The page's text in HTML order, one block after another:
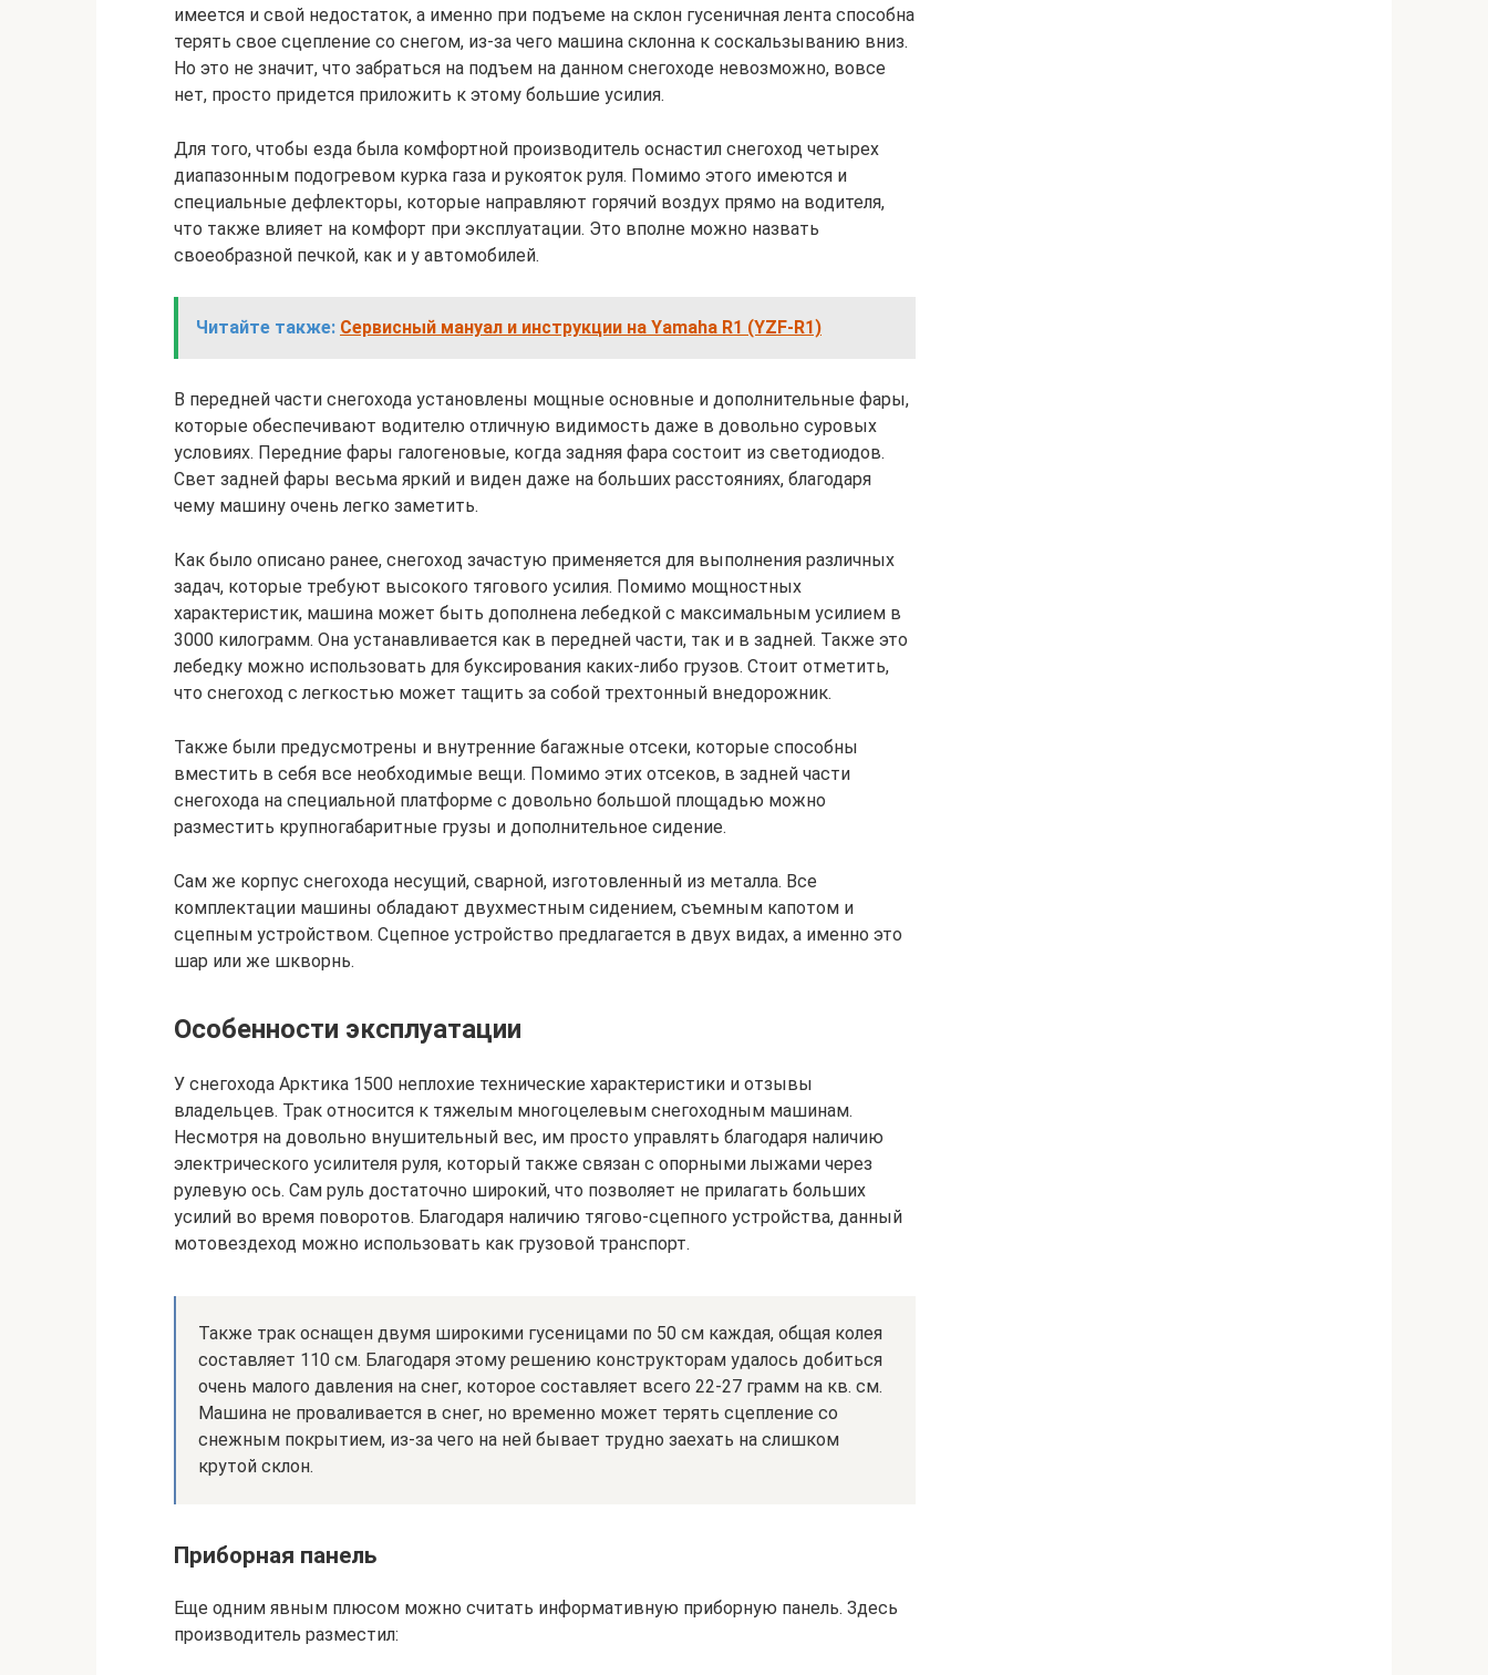
имеется и свой недостаток, а именно при подъеме на склон гусеничная лента способна
терять свое сцепление со снегом, из-за чего машина склонна к соскальзыванию вниз.
Но это не значит, что забраться на подъем на данном снегоходе невозможно, вовсе
нет, просто придется приложить к этому большие усилия.
Для того, чтобы езда была комфортной производитель оснастил снегоход четырех
диапазонным подогревом курка газа и рукояток руля. Помимо этого имеются и
специальные дефлекторы, которые направляют горячий воздух прямо на водителя,
что также влияет на комфорт при эксплуатации. Это вполне можно назвать
своеобразной печкой, как и у автомобилей.
Читайте также: Сервисный мануал и инструкции на Yamaha R1 (YZF-R1)
В передней части снегохода установлены мощные основные и дополнительные фары,
которые обеспечивают водителю отличную видимость даже в довольно суровых
условиях. Передние фары галогеновые, когда задняя фара состоит из светодиодов.
Свет задней фары весьма яркий и виден даже на больших расстояниях, благодаря
чему машину очень легко заметить.
Как было описано ранее, снегоход зачастую применяется для выполнения различных
задач, которые требуют высокого тягового усилия. Помимо мощностных
характеристик, машина может быть дополнена лебедкой с максимальным усилием в
3000 килограмм. Она устанавливается как в передней части, так и в задней. Также это
лебедку можно использовать для буксирования каких-либо грузов. Стоит отметить,
что снегоход с легкостью может тащить за собой трехтонный внедорожник.
Также были предусмотрены и внутренние багажные отсеки, которые способны
вместить в себя все необходимые вещи. Помимо этих отсеков, в задней части
снегохода на специальной платформе с довольно большой площадью можно
разместить крупногабаритные грузы и дополнительное сидение.
Сам же корпус снегохода несущий, сварной, изготовленный из металла. Все
комплектации машины обладают двухместным сидением, съемным капотом и
сцепным устройством. Сцепное устройство предлагается в двух видах, а именно это
шар или же шкворнь.
Особенности эксплуатации
У снегохода Арктика 1500 неплохие технические характеристики и отзывы
владельцев. Трак относится к тяжелым многоцелевым снегоходным машинам.
Несмотря на довольно внушительный вес, им просто управлять благодаря наличию
электрического усилителя руля, который также связан с опорными лыжами через
рулевую ось. Сам руль достаточно широкий, что позволяет не прилагать больших
усилий во время поворотов. Благодаря наличию тягово-сцепного устройства, данный
мотовездеход можно использовать как грузовой транспорт.
Также трак оснащен двумя широкими гусеницами по 50 см каждая, общая колея
составляет 110 см. Благодаря этому решению конструкторам удалось добиться
очень малого давления на снег, которое составляет всего 22-27 грамм на кв. см.
Машина не проваливается в снег, но временно может терять сцепление со
снежным покрытием, из-за чего на ней бывает трудно заехать на слишком
крутой склон.
Приборная панель
Еще одним явным плюсом можно считать информативную приборную панель. Здесь
производитель разместил: